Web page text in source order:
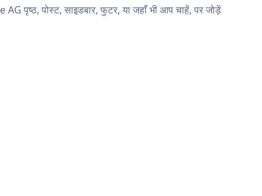
पोस्ट, साइडबार, फुटर, या जहाँ भी आप चाहें, पर जोड़ें